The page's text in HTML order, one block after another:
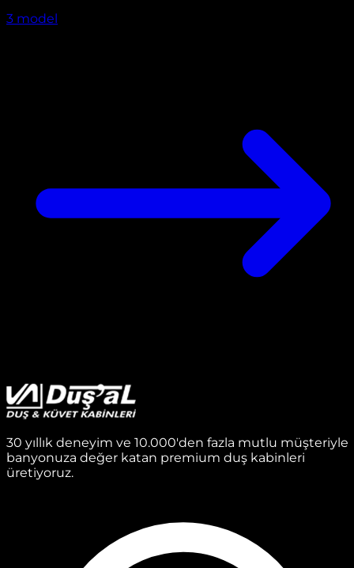
3 model
30 yıllık deneyim ve 10.000'den fazla mutlu müşteriyle
banyonuza değer katan premium duş kabinleri
üretiyoruz.